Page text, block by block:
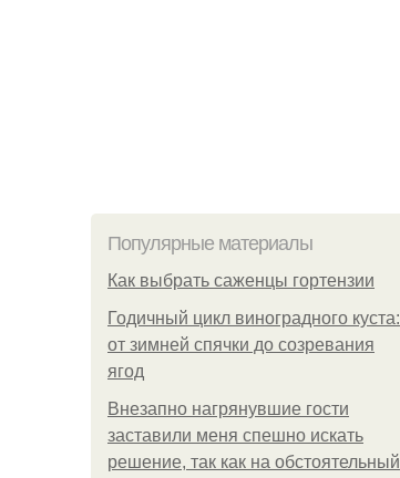
Популярные материалы
Как выбрать саженцы гортензии
Годичный цикл виноградного куста:
от зимней спячки до созревания
ягод
Внезапно нагрянувшие гости
заставили меня спешно искать
решение, так как на обстоятельный